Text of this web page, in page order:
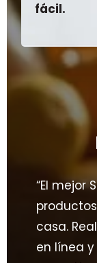
fácil.
“El mejor
casa.
en línea